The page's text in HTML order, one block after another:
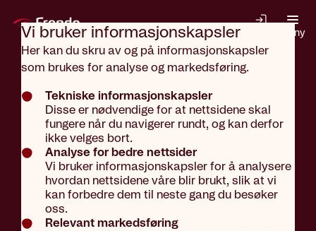
Vi bruker informasjons­kapsler
Her kan du skru av og på informasjonskapsler
som brukes for analyse og markedsføring.
Tekniske informasjonskapsler
Disse er nødvendige for at nettsidene skal
fungere når du navigerer rundt, og kan derfor
ikke velges bort.
Analyse for bedre nettsider
Vi bruker informasjonskapsler for å analysere
hvordan nettsidene våre blir brukt, slik at vi
kan forbedre dem til neste gang du besøker
oss.
Relevant markedsføring
Gå til hovedinnhold
Meny
Aktuelt Tips og råd
Slik unngår
du